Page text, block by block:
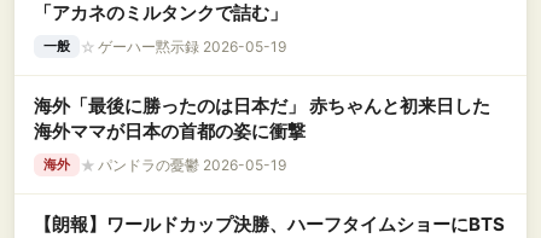
「アカネのミルタンクで詰む」
一般 ☆ ゲーハー黙示録 2026-05-19
海外「最後に勝ったのは日本だ」 赤ちゃんと初来日した
海外ママが日本の首都の姿に衝撃
海外 ★ パンドラの憂鬱 2026-05-19
【朗報】ワールドカップ決勝、ハーフタイムショーにBTS